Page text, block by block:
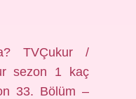
TVÇukur /
sezon 1 kaç
33. Bölüm –